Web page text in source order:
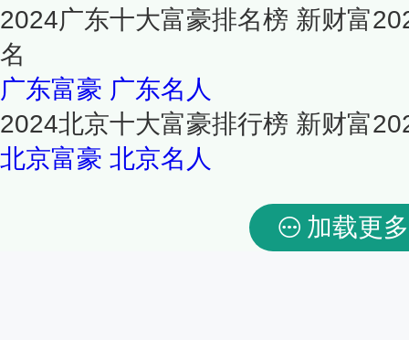
2024广东十大富豪排名榜 新财富
名
广东富豪 广东名人
2024北京十大富豪排行榜 新财富
北京富豪 北京名人
加载更多